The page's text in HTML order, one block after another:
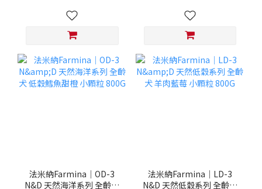
法米納Farmina｜OD-3
N&D 天然海洋系列 全齡犬
法米納Farmina｜LD-3
N&D 天然低穀系列 全齡犬